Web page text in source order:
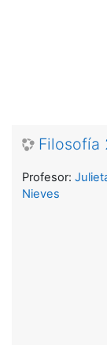
Filosofía
Profesor:
Nieves